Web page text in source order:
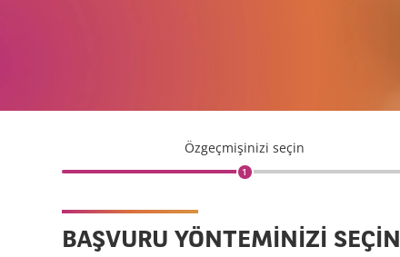
Özgeçmişinizi seçin
1
BAŞVURU YÖNTEMINIZI SEÇIN